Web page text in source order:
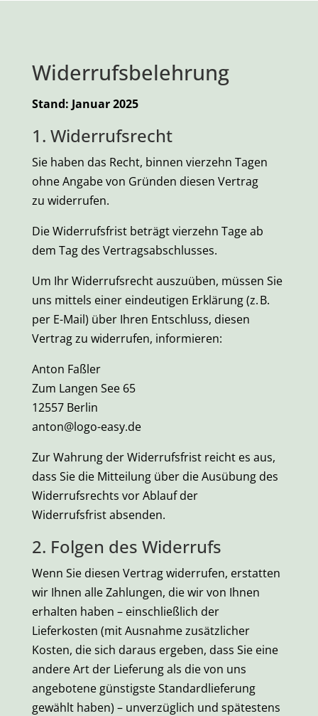
Widerrufsbelehrung
Stand: Januar 2025
1. Widerrufsrecht
Sie haben das Recht, binnen vierzehn Tagen
ohne Angabe von Gründen diesen Vertrag
zu widerrufen.
Die Widerrufsfrist beträgt vierzehn Tage ab
dem Tag des Vertragsabschlusses.
Um Ihr Widerrufsrecht auszuüben, müssen Sie
uns mittels einer eindeutigen Erklärung (z. B.
per E-Mail) über Ihren Entschluss, diesen
Vertrag zu widerrufen, informieren:
Anton Faßler
Zum Langen See 65
12557 Berlin
anton@logo-easy.de
Zur Wahrung der Widerrufsfrist reicht es aus,
dass Sie die Mitteilung über die Ausübung des
Widerrufsrechts vor Ablauf der
Widerrufsfrist absenden.
2. Folgen des Widerrufs
Wenn Sie diesen Vertrag widerrufen, erstatten
wir Ihnen alle Zahlungen, die wir von Ihnen
erhalten haben – einschließlich der
Lieferkosten (mit Ausnahme zusätzlicher
Kosten, die sich daraus ergeben, dass Sie eine
andere Art der Lieferung als die von uns
angebotene günstigste Standardlieferung
gewählt haben) – unverzüglich und spätestens